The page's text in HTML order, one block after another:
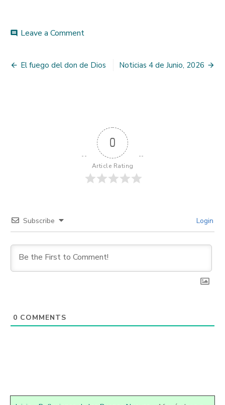
comment Leave a Commenton
la
Post
El fuego del don de Dios Noticias 4 de Junio, 2026
0
Article Rating
Subscribe Login
0 COMMENTS